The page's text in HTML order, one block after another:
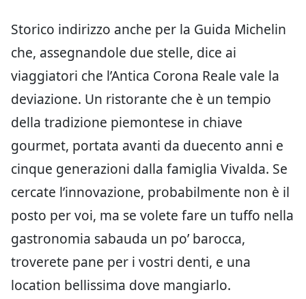
Storico indirizzo anche per la Guida Michelin
che, assegnandole due stelle, dice ai
viaggiatori che l’Antica Corona Reale vale la
deviazione. Un ristorante che è un tempio
della tradizione piemontese in chiave
gourmet, portata avanti da duecento anni e
cinque generazioni dalla famiglia Vivalda. Se
cercate l’innovazione, probabilmente non è il
posto per voi, ma se volete fare un tuffo nella
gastronomia sabauda un po’ barocca,
troverete pane per i vostri denti, e una
location bellissima dove mangiarlo.